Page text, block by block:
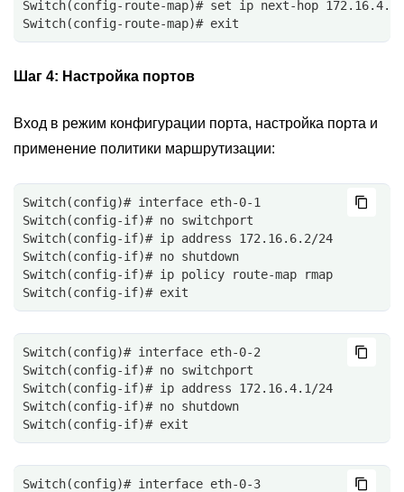
Switch(config-route-map)# set ip next-hop 172.16.4.2
Switch(config-route-map)# exit
Шаг 4: Настройка портов
Вход в режим конфигурации порта, настройка порта и
применение политики маршрутизации:
Switch(config)# interface eth-0-1
Switch(config-if)# no switchport
Switch(config-if)# ip address 172.16.6.2/24
Switch(config-if)# no shutdown
Switch(config-if)# ip policy route-map rmap
Switch(config-if)# exit
Switch(config)# interface eth-0-2
Switch(config-if)# no switchport
Switch(config-if)# ip address 172.16.4.1/24
Switch(config-if)# no shutdown
Switch(config-if)# exit
Switch(config)# interface eth-0-3